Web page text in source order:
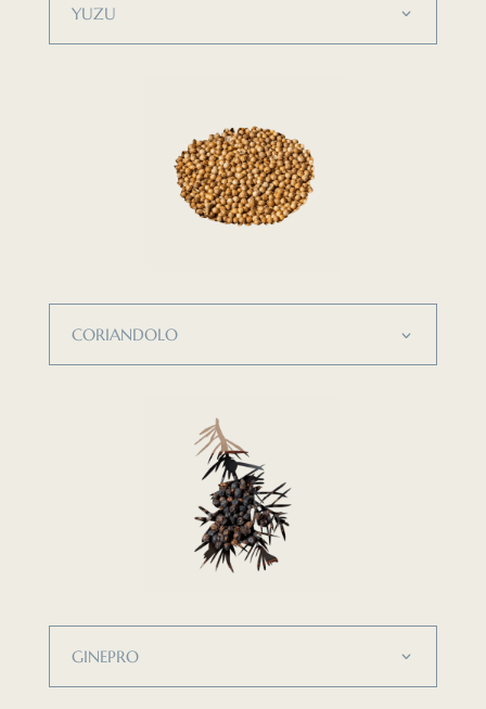
YUZU
CORIANDOLO
GINEPRO